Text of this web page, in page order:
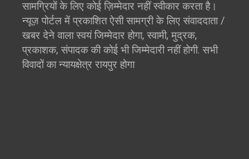
सामग्रियों के लिए कोई ज़िम्मेदार नहीं स्वीकार करता है।
न्यूज़ पोर्टल में प्रकाशित ऐसी सामग्री के लिए संवाददाता /
खबर देने वाला स्वयं जिम्मेदार होगा, स्वामी, मुद्रक,
प्रकाशक, संपादक की कोई भी जिम्मेदारी नहीं होगी. सभी
विवादों का न्यायक्षेत्र रायपुर होगा